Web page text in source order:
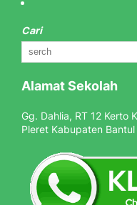
Cari
Alamat Sekolah
Gg. Dahlia, RT 12 Kerto
Pleret Kabupaten Bantul